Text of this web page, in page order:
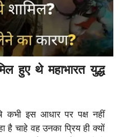
हुए थे महाभारत युद्ध
इस आधार पर पक्ष नहीं
चाहे वह उनका प्रिय ही क्यों